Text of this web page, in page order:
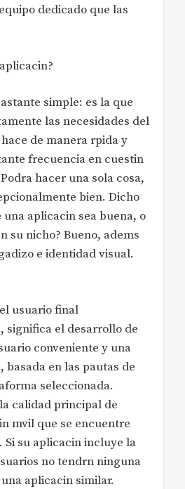
dedicado que las
simple: es la que
las necesidades del
de manera rpida y
frecuencia en cuestin
hacer una sola cosa,
bien. Dicho
una aplicacin sea buena, o
su nicho? Bueno, adems
e identidad visual.
usuario final
significa el desarrollo de
conveniente y una
basada en las pautas de
seleccionada.
calidad principal de
mvil que se encuentre
Si su aplicacin incluye la
no tendrn ninguna
aplicacin similar.